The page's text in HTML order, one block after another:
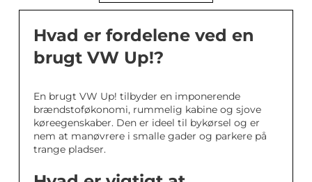
Hvad er fordelene ved en
brugt VW Up!?
En brugt VW Up! tilbyder en imponerende
brændstoføkonomi, rummelig kabine og sjove
køreegenskaber. Den er ideel til bykørsel og er
nem at manøvrere i smalle gader og parkere på
trange pladser.